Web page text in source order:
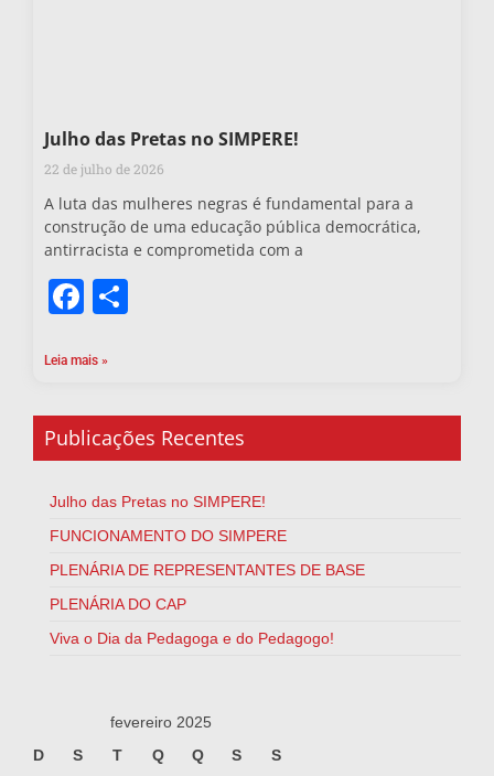
Julho das Pretas no SIMPERE!
22 de julho de 2026
A luta das mulheres negras é fundamental para a
construção de uma educação pública democrática,
antirracista e comprometida com a
Facebook
Leia mais »
Publicações Recentes
Julho das Pretas no SIMPERE!
FUNCIONAMENTO DO SIMPERE
PLENÁRIA DE REPRESENTANTES DE BASE
PLENÁRIA DO CAP
Viva o Dia da Pedagoga e do Pedagogo!
fevereiro 2025
D
S T Q Q S S